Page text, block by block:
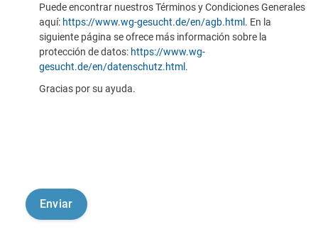
Puede encontrar nuestros Términos y Condiciones Generales
aquí: https://www.wg-gesucht.de/en/agb.html . En la
siguiente página se ofrece más información sobre la
protección de datos: https://www.wg-
gesucht.de/en/datenschutz.html .
Gracias por su ayuda.